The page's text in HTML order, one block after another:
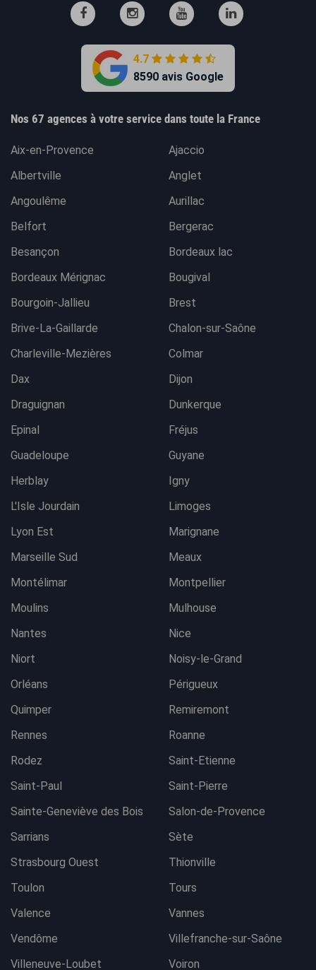
4.7
8590 avis Google
Nos 67 agences à votre service dans toute la France
Aix-en-Provence
Ajaccio
Albertville
Anglet
Angoulême
Aurillac
Belfort
Bergerac
Besançon
Bordeaux lac
Bordeaux Mérignac
Bougival
Bourgoin-Jallieu
Brest
Brive-La-Gaillarde
Chalon-sur-Saône
Charleville-Mezières
Colmar
Dax
Dijon
Draguignan
Dunkerque
Epinal
Fréjus
Guadeloupe
Guyane
Herblay
Igny
L'Isle Jourdain
Limoges
Lyon Est
Marignane
Marseille Sud
Meaux
Montélimar
Montpellier
Moulins
Mulhouse
Nantes
Nice
Niort
Noisy-le-Grand
Orléans
Périgueux
Quimper
Remiremont
Rennes
Roanne
Rodez
Saint-Etienne
Saint-Paul
Saint-Pierre
Sainte-Geneviève des Bois
Salon-de-Provence
Sarrians
Sète
Strasbourg Ouest
Thionville
Toulon
Tours
Valence
Vannes
Vendôme
Villefranche-sur-Saône
Villeneuve-Loubet
Voiron